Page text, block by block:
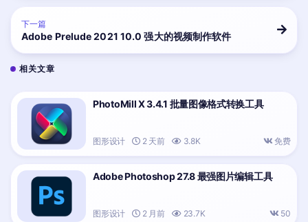
下一篇
Adobe Prelude 2021 10.0 强大的视频制作软件
相关文章
PhotoMill X 3.4.1 批量图像格式转换工具
图形设计 2 天前 3.8K 免费
Adobe Photoshop 27.8 最强图片编辑工具
图形设计 2 月前 23.7K 50